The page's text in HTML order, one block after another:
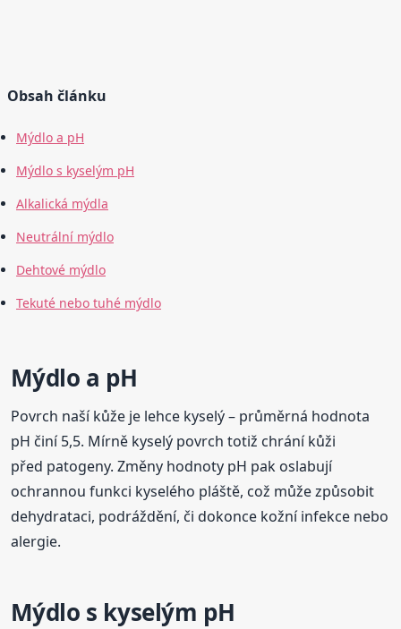
Obsah článku
Mýdlo a pH
Mýdlo s kyselým pH
Alkalická mýdla
Neutrální mýdlo
Dehtové mýdlo
Tekuté nebo tuhé mýdlo
Mýdlo a pH
Povrch naší kůže je lehce kyselý – průměrná hodnota
pH činí 5,5. Mírně kyselý povrch totiž chrání kůži
před patogeny. Změny hodnoty pH pak oslabují
ochrannou funkci kyselého pláště, což může způsobit
dehydrataci, podráždění, či dokonce kožní infekce nebo
alergie.
Mýdlo s kyselým pH